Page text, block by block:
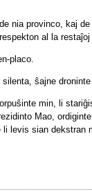
nia provinco, kaj
al la restaĵoj
placo.
ŝajne
min, li
Mao,
levis sian